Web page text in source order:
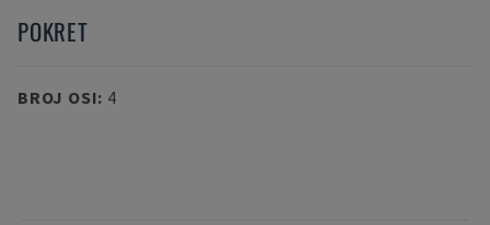
POKRET
BROJ OSI: 4